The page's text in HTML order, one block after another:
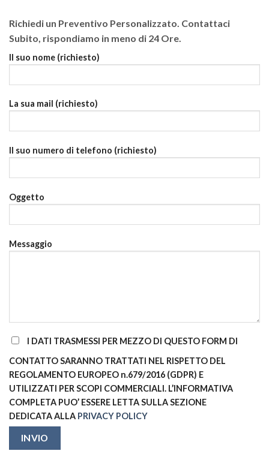
Richiedi un Preventivo Personalizzato. Contattaci
Subito, rispondiamo in meno di 24 Ore.
Il suo nome (richiesto)
La sua mail (richiesto)
Il suo numero di telefono (richiesto)
Oggetto
Messaggio
I DATI TRASMESSI PER MEZZO DI QUESTO FORM DI
CONTATTO SARANNO TRATTATI NEL RISPETTO DEL
REGOLAMENTO EUROPEO n.679/2016 (GDPR) E
UTILIZZATI PER SCOPI COMMERCIALI. L’INFORMATIVA
COMPLETA PUO’ ESSERE LETTA SULLA SEZIONE
DEDICATA ALLA PRIVACY POLICY